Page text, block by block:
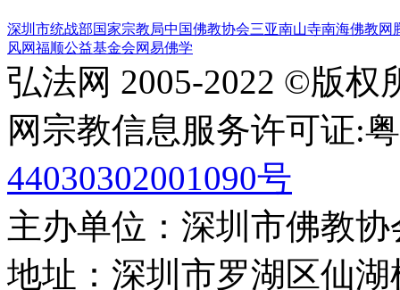
深圳市统战部国家宗教局中国佛教协会三亚南山寺南海佛教网
风网福顺公益基金会网易佛学
弘法网 2005-2022 ©版权
网宗教信息服务许可证:
44030302001090号
主办单位：深圳市佛教
地址：深圳市罗湖区仙